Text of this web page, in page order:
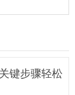
键步骤轻松